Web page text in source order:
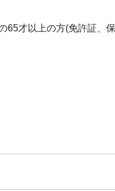
才以上の方(免許証、